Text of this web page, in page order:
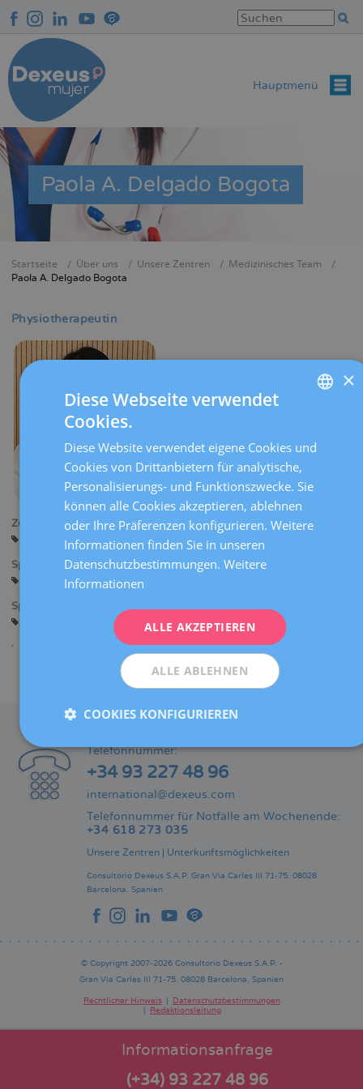
zum
Inhalt
Hauptmenü
Paola A. Delgado Bogota
Breadcrumb
Startseite Über uns Unsere Zentren
Medizinisches Team
Paola A. Delgado Bogota
Physiotherapeutin
Zentren:
Barcelona
Sprachen:
Spanisch
Spezialitäten:
Frauenphysiotherapie
Informationsanfrage
(+34) 93 227 48 96
Telefonnummer:
+34 93 227 48 96
international@dexeus.com
Telefonnummer für Notfälle am Wochenende:
+34 618 273 035
Unsere Zentren | Unterkunftsmöglichkeiten
Consultorio Dexeus S.A.P. Gran Via Carles III 71-75. 08028
Barcelona. Spanien
© Copyright 2007-2026 Consultorio Dexeus S.A.P. -
Gran Via Carles III 71-75. 08028 Barcelona. Spanien
de
Rechtlicher Hinweis
Datenschutzbestimmungen
Redaktionsleitung
CATALÀ
DEUTSCH
×
Diese Webseite verwendet
Cookies.
Diese Website verwendet eigene Cookies und
Cookies von Drittanbietern für analytische,
Personalisierungs- und Funktionszwecke. Sie
können alle Cookies akzeptieren, ablehnen
oder Ihre Präferenzen konfigurieren. Weitere
Informationen finden Sie in unseren
Datenschutzbestimmungen. Weitere
Informationen
ALLE AKZEPTIEREN
ALLE ABLEHNEN
COOKIES KONFIGURIEREN